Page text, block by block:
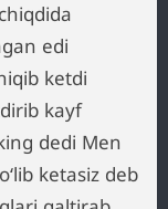
edi
ketdi
kayf
dedi Men
ketasiz deb